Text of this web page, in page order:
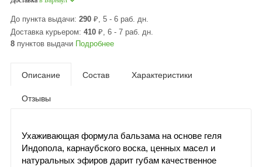
До пункта выдачи: 290 ₽, 5 - 6 раб. дн.
Доставка курьером: 410 ₽, 6 - 7 раб. дн.
8 пунктов выдачи Подробнее
Описание Состав Характеристики
Отзывы
Ухаживающая формула бальзама на основе геля
Индопола, карнаубского воска, ценных масел и
натуральных эфиров дарит губам качественное